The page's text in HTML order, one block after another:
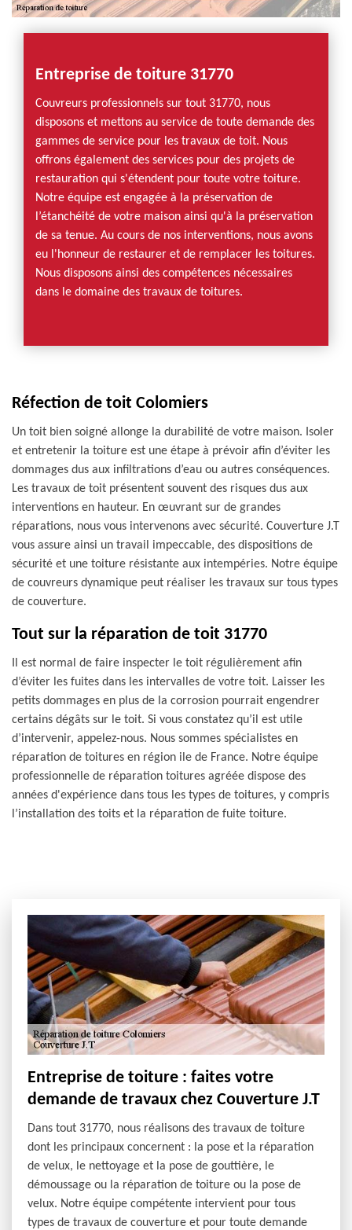
Entreprise de toiture 31770
Couvreurs professionnels sur tout 31770, nous
disposons et mettons au service de toute demande des
gammes de service pour les travaux de toit. Nous
offrons également des services pour des projets de
restauration qui s'étendent pour toute votre toiture.
Notre équipe est engagée à la préservation de
l’étanchéité de votre maison ainsi qu'à la préservation
de sa tenue. Au cours de nos interventions, nous avons
eu l'honneur de restaurer et de remplacer les toitures.
Nous disposons ainsi des compétences nécessaires
dans le domaine des travaux de toitures.
Réfection de toit Colomiers
Un toit bien soigné allonge la durabilité de votre maison. Isoler
et entretenir la toiture est une étape à prévoir afin d’éviter les
dommages dus aux infiltrations d’eau ou autres conséquences.
Les travaux de toit présentent souvent des risques dus aux
interventions en hauteur. En œuvrant sur de grandes
réparations, nous vous intervenons avec sécurité. Couverture J.T
vous assure ainsi un travail impeccable, des dispositions de
sécurité et une toiture résistante aux intempéries. Notre équipe
de couvreurs dynamique peut réaliser les travaux sur tous types
de couverture.
Tout sur la réparation de toit 31770
Il est normal de faire inspecter le toit régulièrement afin
d’éviter les fuites dans les intervalles de votre toit. Laisser les
petits dommages en plus de la corrosion pourrait engendrer
certains dégâts sur le toit. Si vous constatez qu’il est utile
d’intervenir, appelez-nous. Nous sommes spécialistes en
réparation de toitures en région ile de France. Notre équipe
professionnelle de réparation toitures agréée dispose des
années d'expérience dans tous les types de toitures, y compris
l’installation des toits et la réparation de fuite toiture.
Entreprise de toiture : faites votre
demande de travaux chez Couverture J.T
Dans tout 31770, nous réalisons des travaux de toiture
dont les principaux concernent : la pose et la réparation
de velux, le nettoyage et la pose de gouttière, le
démoussage ou la réparation de toiture ou la pose de
velux. Notre équipe compétente intervient pour tous
types de travaux de couverture et pour toute demande